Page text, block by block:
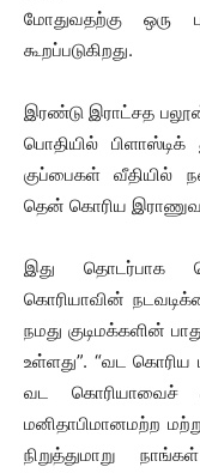
மோதுவதற்கு ஒரு
கூறப்படுகிறது.
இரண்டு இராட்சத
பொதியில்
குப்பைகள் வீதியில்
தென் கொரிய
இது தொடர்பாக
கொரியாவின்
நமது குடிமக்களின்
உள்ளது”. “வட
வட கொரியாவைச்
மனிதாபிமானமற்ற
நிறுத்துமாறு